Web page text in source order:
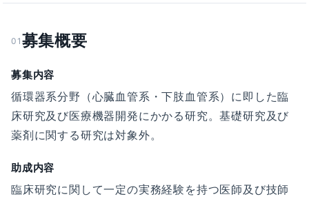
01 募集概要
募集内容
循環器系分野（心臓血管系・下肢血管系）に即した臨
床研究及び医療機器開発にかかる研究。基礎研究及び
薬剤に関する研究は対象外。
助成内容
臨床研究に関して一定の実務経験を持つ医師及び技師